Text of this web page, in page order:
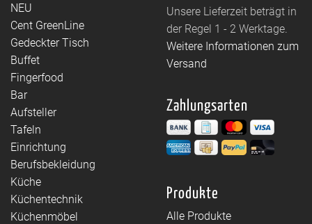
NEU
Cent GreenLine
Gedeckter Tisch
Buffet
Fingerfood
Bar
Aufsteller
Tafeln
Einrichtung
Berufsbekleidung
Küche
Küchentechnik
Küchenmöbel
Unsere Lieferzeit beträgt in
der Regel 1 - 2 Werktage.
Weitere Informationen zum
Versand
Zahlungsarten
Produkte
Alle Produkte